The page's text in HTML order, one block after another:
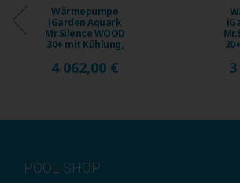
Wärmepumpe
iGarden Aquark
Mr.Silence WOOD
30+ mit Kühlung,
4 062,00 €
POOL SHOP